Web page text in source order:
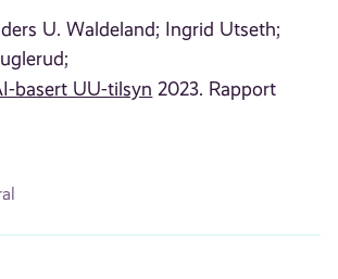
U. Waldeland; Ingrid Utseth;
basert UU-tilsyn 2023. Rapport